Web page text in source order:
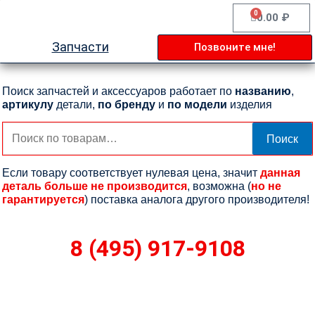
0.00 ₽
0
Cart
Запчасти Позвоните мне!
Поиск запчастей и аксессуаров работает по названию,
артикулу детали, по бренду и по модели изделия
Искать:
Поиск
Если товару соответствует нулевая цена, значит данная
деталь больше не производится, возможна (но не
гарантируется) поставка аналога другого производителя!
8 (495) 917-9108